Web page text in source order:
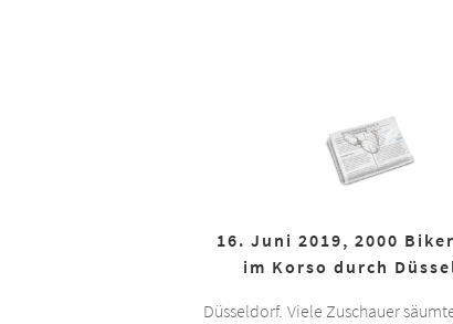
16. Juni 2019, 2000
im Korso durch
Düsseldorf. Viele Zuschauer